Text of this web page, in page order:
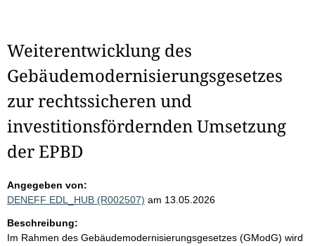
Weiterentwicklung des
Gebäudemodernisierungsgesetzes
zur rechtssicheren und
investitionsfördernden Umsetzung
der EPBD
Angegeben von:
DENEFF EDL_HUB (R002507) am 13.05.2026
Beschreibung:
Im Rahmen des Gebäudemodernisierungsgesetzes (GModG) wird